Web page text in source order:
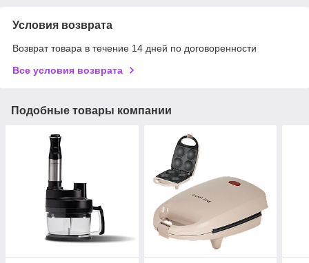
Условия возврата
Возврат товара в течение 14 дней по договоренности
Все условия возврата
Подобные товары компании